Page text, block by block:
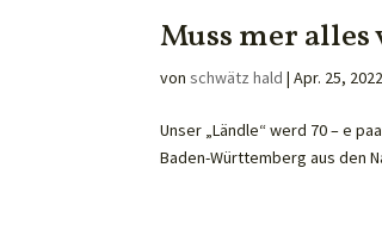
Muss mer alles
vonschwätz hald |Apr. 25, 2022
Unser „Ländle“ werd 70 – e
Baden-Württemberg aus den